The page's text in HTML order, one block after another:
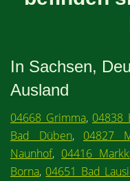
In Sachsen,
Ausland
04668 Grimma, 04838
Bad Düben, 04827
Naunhof, 04416
Borna, 04651 Bad